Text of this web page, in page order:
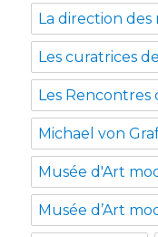
La direction des
Les curatrices
Les Rencontres
Michael von
Musée d'Art
Musée d’Art